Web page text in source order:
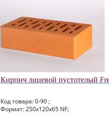
Кирпич лицевой пустотелый
Код товара: 0-90 ;
Формат: 250х120х65 NF;